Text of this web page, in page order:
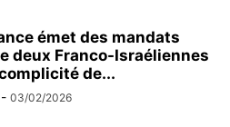
émet des mandats
deux Franco-Israéliennes
de...
- 03/02/2026